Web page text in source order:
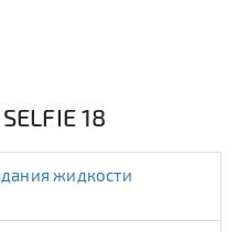
18
жидкости